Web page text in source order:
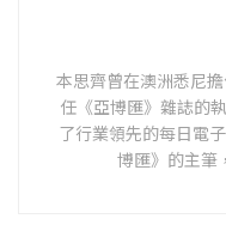
本思齊曾在澳洲悉尼
任《亞博匯》雜誌的
了行業領先的每日電
博匯》的主筆